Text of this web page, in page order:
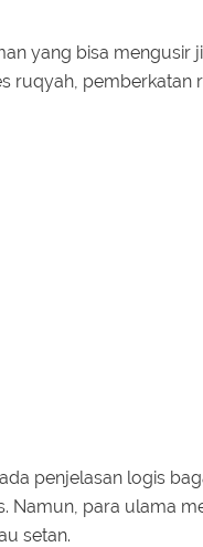
yang bisa mengusir
ruqyah, pemberkatan
penjelasan logis
Namun, para ulama
setan.